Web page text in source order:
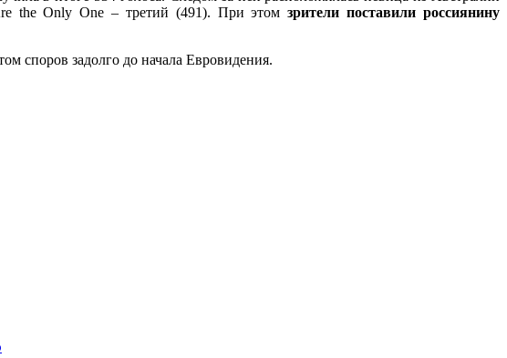
the Only One – третий (491). При этомзрители поставили россиянину
споров задолго до начала Евровидения.